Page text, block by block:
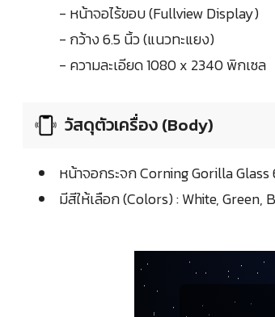
- หน้าจอไร้ขอบ (Fullview Display)
- กว้าง 6.5 นิ้ว (แนวทะแยง)
- ความละเอียด 1080 x 2340 พิกเซล
วัสดุตัวเครื่อง (Body)
หน้าจอกระจก Corning Gorilla Glass
มีสีให้เลือก (Colors) : White, Green,